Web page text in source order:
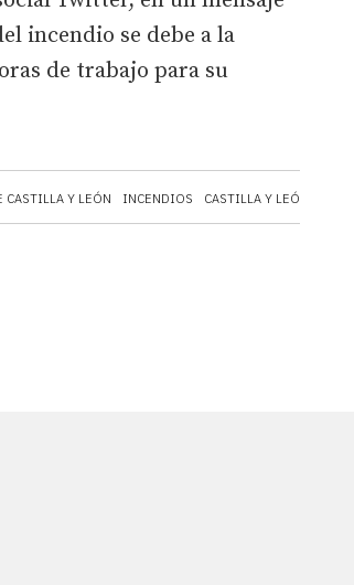
CASTILLA Y LEÓN INCENDIOS CASTILLA Y LEÓN
incendio se debe a la
de trabajo para su